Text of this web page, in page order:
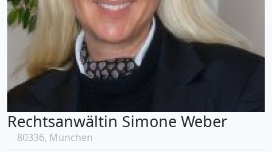
Rechtsanwältin Simone Weber
80336, München